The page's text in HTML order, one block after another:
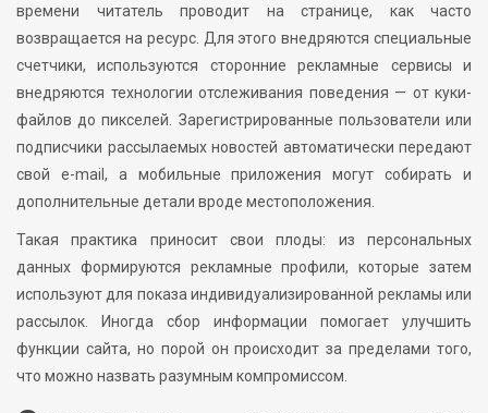
времени читатель проводит на странице, как часто
возвращается на ресурс. Для этого внедряются специальные
счетчики, используются сторонние рекламные сервисы и
внедряются технологии отслеживания поведения — от куки-
файлов до пикселей. Зарегистрированные пользователи или
подписчики рассылаемых новостей автоматически передают
свой e-mail, а мобильные приложения могут собирать и
дополнительные детали вроде местоположения.
Такая практика приносит свои плоды: из персональных
данных формируются рекламные профили, которые затем
используют для показа индивидуализированной рекламы или
рассылок. Иногда сбор информации помогает улучшить
функции сайта, но порой он происходит за пределами того,
что можно назвать разумным компромиссом.